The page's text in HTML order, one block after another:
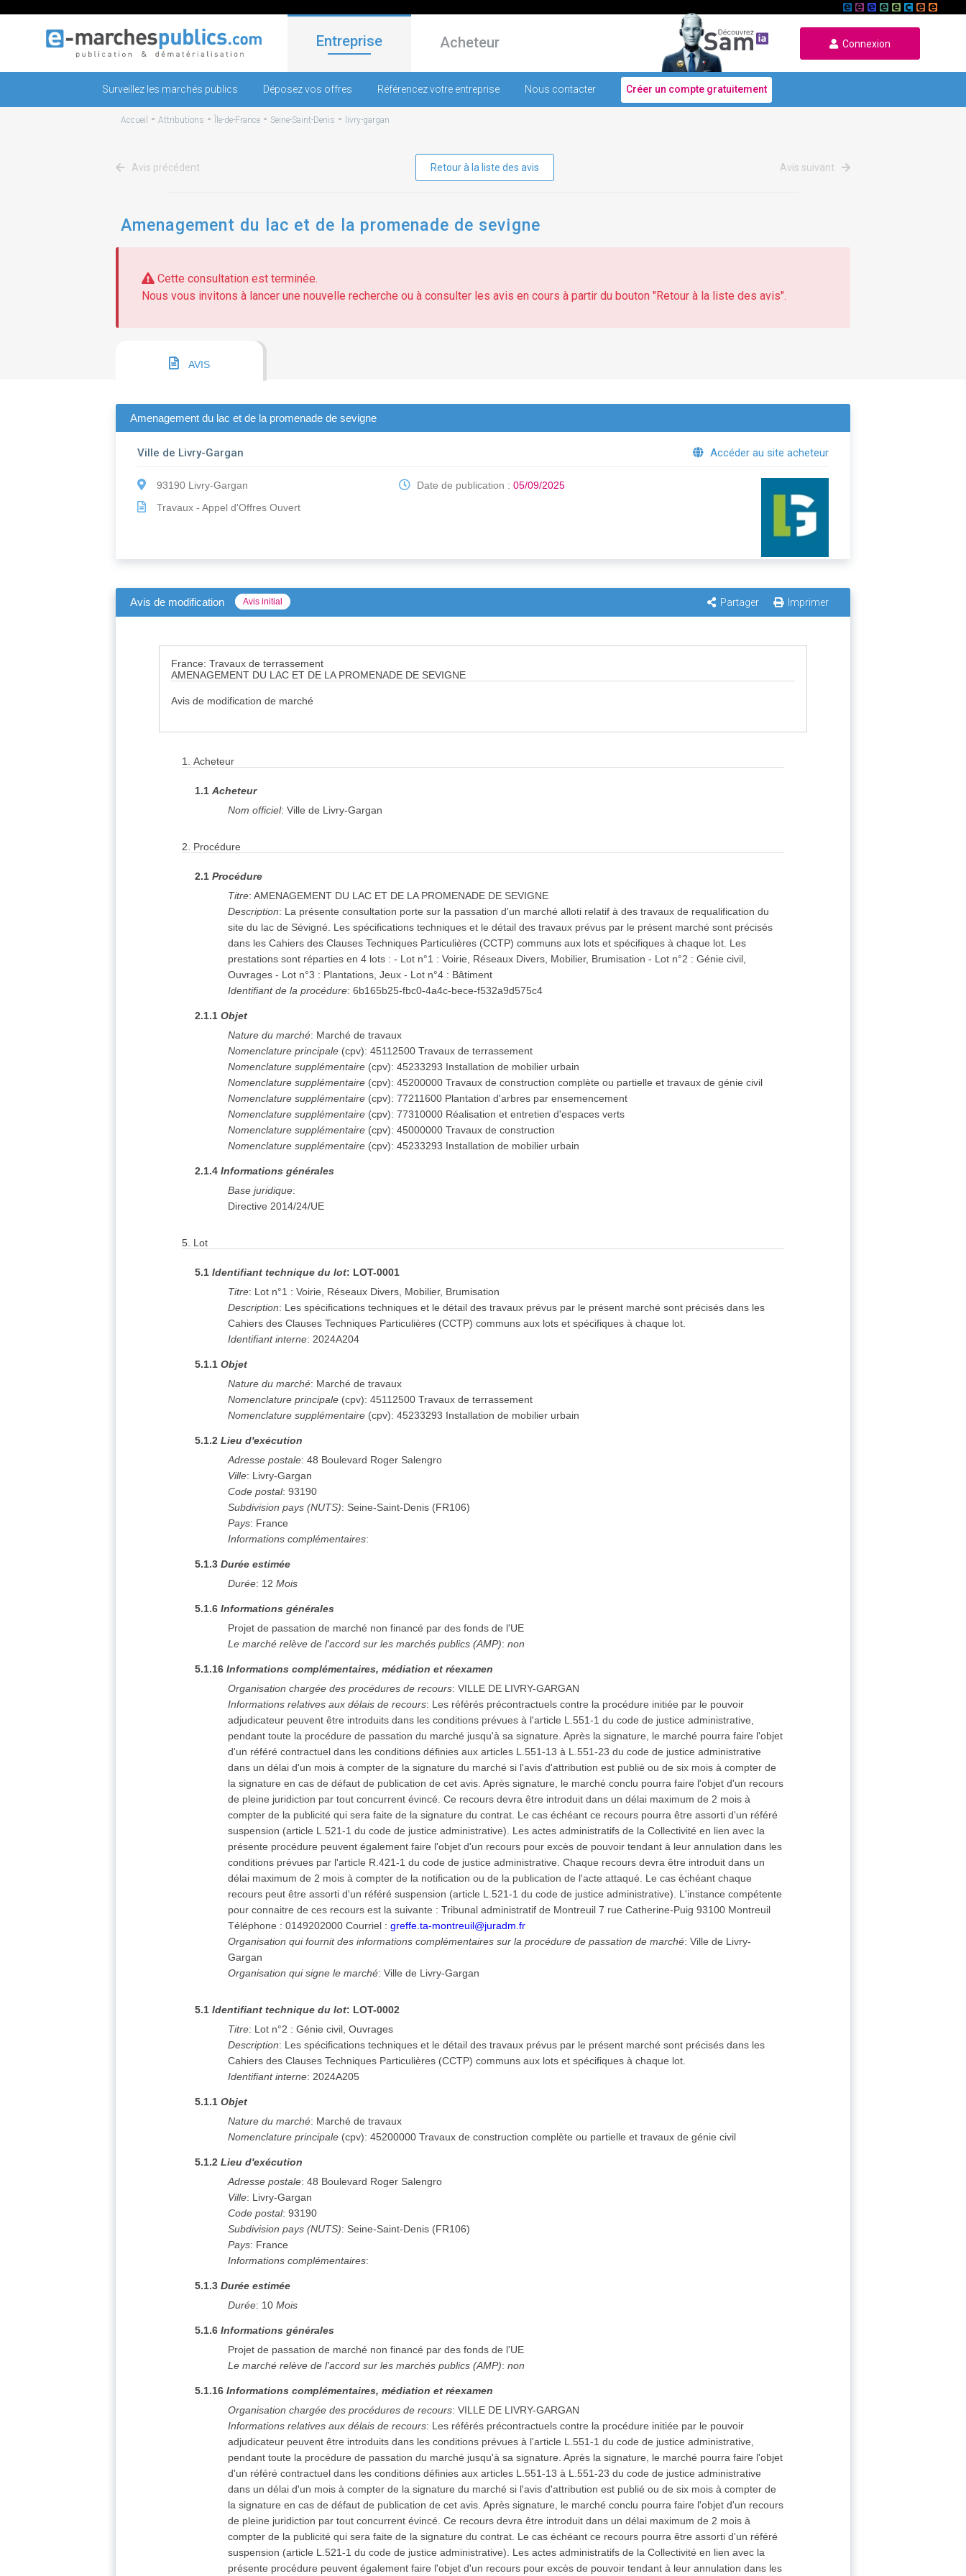
Entreprise Acheteur Connexion
Surveillez les marchés publics Déposez vos offres Référencez votre entreprise Nous contacter Créer un compte gratuitement
Accueil - Attributions - Île-de-France - Seine-Saint-Denis - livry-gargan
Avis précédent Retour à la liste des avis Avis suivant
Amenagement du lac et de la promenade de sevigne
Cette consultation est terminée.
Nous vous invitons à lancer une nouvelle recherche ou à consulter les avis en cours à partir du bouton "Retour à la liste des avis".
AVIS
Amenagement du lac et de la promenade de sevigne
Ville de Livry-Gargan Accéder au site acheteur
93190 Livry-Gargan
Travaux - Appel d'Offres Ouvert
Date de publication : 05/09/2025
Avis de modification Avis initial Partager Imprimer
France: Travaux de terrassement
AMENAGEMENT DU LAC ET DE LA PROMENADE DE SEVIGNE
Avis de modification de marché
1.Acheteur
1.1Acheteur
Nom officiel:Ville de Livry-Gargan
2. Procédure
2.1Procédure
Titre:AMENAGEMENT DU LAC ET DE LA PROMENADE DE SEVIGNE
Description: La présente consultation porte sur la passation d'un marché alloti relatif à des travaux de requalification du
site du lac de Sévigné. Les spécifications techniques et le détail des travaux prévus par le présent marché sont précisés
dans les Cahiers des Clauses Techniques Particulières (CCTP) communs aux lots et spécifiques à chaque lot. Les
prestations sont réparties en 4 lots : - Lot n°1 : Voirie, Réseaux Divers, Mobilier, Brumisation - Lot n°2 : Génie civil,
Ouvrages - Lot n°3 : Plantations, Jeux - Lot n°4 : Bâtiment
Identifiant de la procédure:6b165b25-fbc0-4a4c-bece-f532a9d575c4
2.1.1Objet
Nature du marché: Marché de travaux
Nomenclature principale (cpv):45112500 Travaux de terrassement
Nomenclature supplémentaire (cpv):45233293 Installation de mobilier urbain
Nomenclature supplémentaire (cpv):45200000 Travaux de construction complète ou partielle et travaux de génie civil
Nomenclature supplémentaire (cpv):77211600 Plantation d'arbres par ensemencement
Nomenclature supplémentaire (cpv):77310000 Réalisation et entretien d'espaces verts
Nomenclature supplémentaire (cpv):45000000 Travaux de construction
Nomenclature supplémentaire (cpv):45233293 Installation de mobilier urbain
2.1.4Informations générales
Base juridique:
Directive 2014/24/UE
5. Lot
5.1Identifiant technique du lot: LOT-0001
Titre: Lot n°1 : Voirie, Réseaux Divers, Mobilier, Brumisation
Description: Les spécifications techniques et le détail des travaux prévus par le présent marché sont précisés dans les
Cahiers des Clauses Techniques Particulières (CCTP) communs aux lots et spécifiques à chaque lot.
Identifiant interne:2024A204
5.1.1Objet
Nature du marché: Marché de travaux
Nomenclature principale (cpv):45112500 Travaux de terrassement
Nomenclature supplémentaire (cpv):45233293 Installation de mobilier urbain
5.1.2Lieu d'exécution
Adresse postale:48 Boulevard Roger Salengro
Ville: Livry-Gargan
Code postal:93190
Subdivision pays (NUTS): Seine-Saint-Denis (FR106)
Pays: France
Informations complémentaires:
5.1.3Durée estimée
Durée: 12 Mois
5.1.6Informations générales
Projet de passation de marché non financé par des fonds de l'UE
Le marché relève de l'accord sur les marchés publics (AMP):non
5.1.16Informations complémentaires, médiation et réexamen
Organisation chargée des procédures de recours:VILLE DE LIVRY-GARGAN
Informations relatives aux délais de recours: Les référés précontractuels contre la procédure initiée par le pouvoir
adjudicateur peuvent être introduits dans les conditions prévues à l'article L.551-1 du code de justice administrative,
pendant toute la procédure de passation du marché jusqu'à sa signature. Après la signature, le marché pourra faire l'objet
d'un référé contractuel dans les conditions définies aux articles L.551-13 à L.551-23 du code de justice administrative
dans un délai d'un mois à compter de la signature du marché si l'avis d'attribution est publié ou de six mois à compter de
la signature en cas de défaut de publication de cet avis. Après signature, le marché conclu pourra faire l'objet d'un recours
de pleine juridiction par tout concurrent évincé. Ce recours devra être introduit dans un délai maximum de 2 mois à
compter de la publicité qui sera faite de la signature du contrat. Le cas échéant ce recours pourra être assorti d'un référé
suspension (article L.521-1 du code de justice administrative). Les actes administratifs de la Collectivité en lien avec la
présente procédure peuvent également faire l'objet d'un recours pour excès de pouvoir tendant à leur annulation dans les
conditions prévues par l'article R.421-1 du code de justice administrative. Chaque recours devra être introduit dans un
délai maximum de 2 mois à compter de la notification ou de la publication de l'acte attaqué. Le cas échéant chaque
recours peut être assorti d'un référé suspension (article L.521-1 du code de justice administrative). L'instance compétente
pour connaitre de ces recours est la suivante : Tribunal administratif de Montreuil 7 rue Catherine-Puig 93100 Montreuil
Téléphone : 0149202000 Courriel :greffe.ta-montreuil@juradm.fr
Organisation qui fournit des informations complémentaires sur la procédure de passation de marché:Ville de Livry-
Gargan
Organisation qui signe le marché:Ville de Livry-Gargan
5.1Identifiant technique du lot: LOT-0002
Titre: Lot n°2 : Génie civil, Ouvrages
Description: Les spécifications techniques et le détail des travaux prévus par le présent marché sont précisés dans les
Cahiers des Clauses Techniques Particulières (CCTP) communs aux lots et spécifiques à chaque lot.
Identifiant interne:2024A205
5.1.1Objet
Nature du marché: Marché de travaux
Nomenclature principale (cpv):45200000 Travaux de construction complète ou partielle et travaux de génie civil
5.1.2Lieu d'exécution
Adresse postale:48 Boulevard Roger Salengro
Ville: Livry-Gargan
Code postal:93190
Subdivision pays (NUTS): Seine-Saint-Denis (FR106)
Pays: France
Informations complémentaires:
5.1.3Durée estimée
Durée: 10 Mois
5.1.6Informations générales
Projet de passation de marché non financé par des fonds de l'UE
Le marché relève de l'accord sur les marchés publics (AMP):non
5.1.16Informations complémentaires, médiation et réexamen
Organisation chargée des procédures de recours:VILLE DE LIVRY-GARGAN
Informations relatives aux délais de recours: Les référés précontractuels contre la procédure initiée par le pouvoir
adjudicateur peuvent être introduits dans les conditions prévues à l'article L.551-1 du code de justice administrative,
pendant toute la procédure de passation du marché jusqu'à sa signature. Après la signature, le marché pourra faire l'objet
d'un référé contractuel dans les conditions définies aux articles L.551-13 à L.551-23 du code de justice administrative
dans un délai d'un mois à compter de la signature du marché si l'avis d'attribution est publié ou de six mois à compter de
la signature en cas de défaut de publication de cet avis. Après signature, le marché conclu pourra faire l'objet d'un recours
de pleine juridiction par tout concurrent évincé. Ce recours devra être introduit dans un délai maximum de 2 mois à
compter de la publicité qui sera faite de la signature du contrat. Le cas échéant ce recours pourra être assorti d'un référé
suspension (article L.521-1 du code de justice administrative). Les actes administratifs de la Collectivité en lien avec la
présente procédure peuvent également faire l'objet d'un recours pour excès de pouvoir tendant à leur annulation dans les